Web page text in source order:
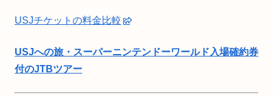
USJチケットの料金比較
USJへの旅・スーパーニンテンドーワールド入場確約券
付のJTBツアー